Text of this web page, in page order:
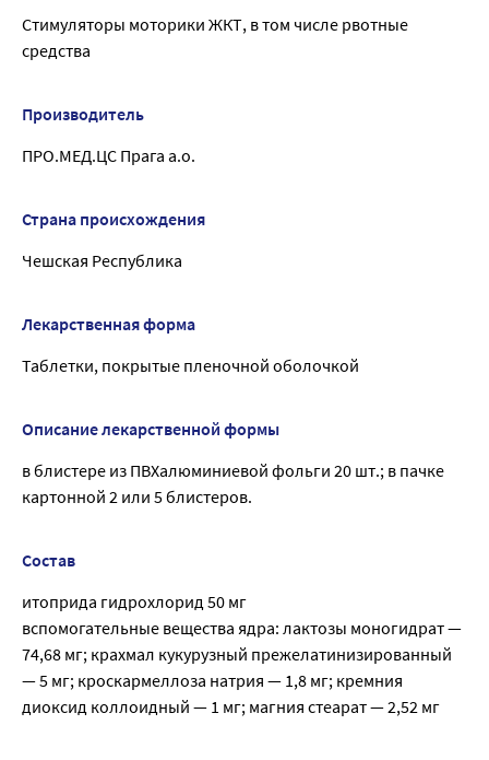
Стимуляторы моторики ЖКТ, в том числе рвотные
средства
Производитель
ПРО.МЕД.ЦС Прага а.о.
Страна происхождения
Чешская Республика
Лекарственная форма
Таблетки, покрытые пленочной оболочкой
Описание лекарственной формы
в блистере из ПВХалюминиевой фольги 20 шт.; в пачке
картонной 2 или 5 блистеров.
Состав
итоприда гидрохлорид 50 мг
вспомогательные вещества ядра: лактозы моногидрат —
74,68 мг; крахмал кукурузный прежелатинизированный
— 5 мг; кроскармеллоза натрия — 1,8 мг; кремния
диоксид коллоидный — 1 мг; магния стеарат — 2,52 мг